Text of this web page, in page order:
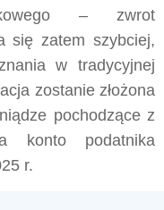
– zwrot
się zatem szybciej,
w tradycyjnej
zostanie złożona
pochodzące z
konto podatnika
r.